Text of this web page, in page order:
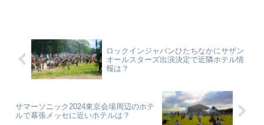
ロックインジャパンひたちなかにサザン
オールスターズ出演決定で近隣ホテル情
報は？
サマーソニック2024東京会場周辺のホテ
ルで幕張メッセに近いホテルは？